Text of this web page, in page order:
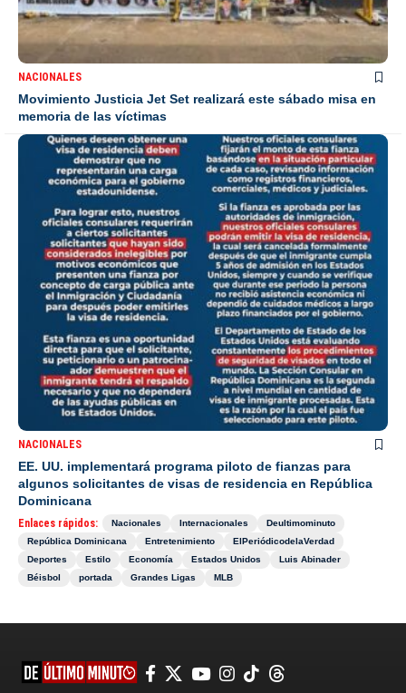
NACIONALES
Movimiento Justicia Jet Set realizará este sábado misa en
memoria de las víctimas
NACIONALES
EE. UU. implementará programa piloto de fianzas para
algunos solicitantes de visas de residencia en República
Dominicana
Enlaces rápidos: Nacionales Internacionales
Deultimominuto
República Dominicana
Entretenimiento
ElPeriódicodelaVerdad
Deportes
Estilo Economía Estados Unidos
Luis Abinader
Béisbol
portada Grandes Ligas MLB